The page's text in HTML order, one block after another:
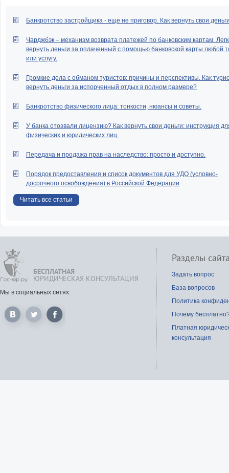
Банкротство застройщика - еще не приговор. Как вернуть свои
Чарджбэк – механизм возврата платежей по банковским картам.
вернуть деньги за оплаченный с помощью банковской карты любой
или услугу.
Громкие дела с обманом туристов: причины и перспективы. Как
вернуть деньги за испорченный отдых в полном размере?
Банкротство физического лица: тонкости, нюансы и советы.
У банка отозвали лицензию? Как вернуть свои деньги: инструкция
физических и юридических лиц.
Передача и продажа прав на наследство: просто и доступно.
Порядок предоставления и список документов для УДО (условно-
досрочного освобождения) в Российской Федерации
Читать все статьи
БЕСПЛАТНАЯ
ЮРИДИЧЕСКАЯ КОНСУЛЬТАЦИЯ
Мы в социальных сетях:
Разделы
Задать вопрос
База вопросов
Политика
Почему
Платная
консультация